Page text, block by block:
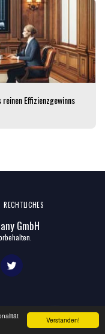
Verstanden!
Effizienzgewinns
GmbH
RECHTLICHES
Deutsch